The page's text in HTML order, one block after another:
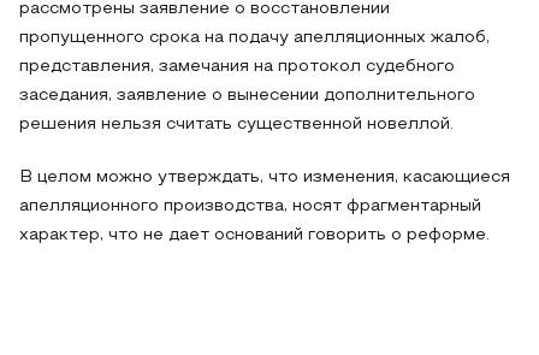
рассмотрены заявление о восстановлении
пропущенного срока на подачу апелляционных жалоб,
представления, замечания на протокол судебного
заседания, заявление о вынесении дополнительного
решения нельзя считать существенной новеллой.
В целом можно утверждать, что изменения, касающиеся
апелляционного производства, носят фрагментарный
характер, что не дает оснований говорить о реформе.